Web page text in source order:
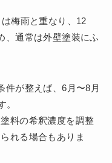
梅雨と重なり、12
、通常は外壁塗装にふ
件が整えば、6月〜8月
。
料の希釈濃度を調整
れる場合もありま